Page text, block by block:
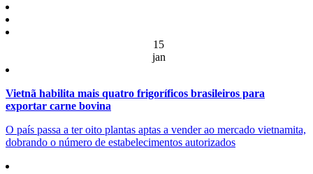
15
jan
Vietnã habilita mais quatro frigoríficos brasileiros para
exportar carne bovina
O país passa a ter oito plantas aptas a vender ao mercado vietnamita,
dobrando o número de estabelecimentos autorizados